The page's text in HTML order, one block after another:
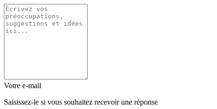
Votre e-mail
Saisissez-le si vous souhaitez recevoir une réponse